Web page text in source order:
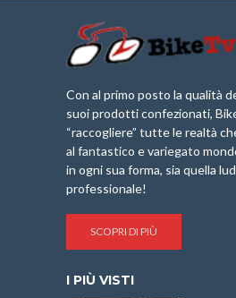
Con al primo posto la qualità
suoi prodotti confezionati,
“raccogliere” tutte le realtà
al fantastico e variegato
in ogni sua forma, sia quella
professionale!
SCOPRI DI PIÙ
I PIÙ VISTI